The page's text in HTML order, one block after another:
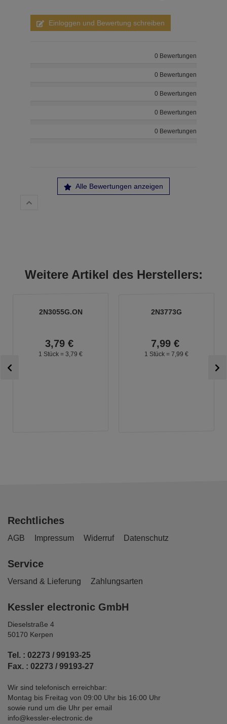
Einloggen und Bewertung schreiben
0 Bewertungen
0 Bewertungen
0 Bewertungen
0 Bewertungen
0 Bewertungen
Alle Bewertungen anzeigen
Weitere Artikel des Herstellers:
2N3055G.ON
3,79 €
1 Stück = 3, 79 €
2N3773G
7,99 €
1 Stück = 7, 99 €
Rechtliches
AGB Impressum Widerruf Datenschutz
Service
Versand & Lieferung Zahlungsarten
Kessler electronic GmbH
Dieselstraße 4
50170 Kerpen
Tel. : 02273 / 99193-25
Fax. : 02273 / 99193-27
Wir sind telefonisch erreichbar:
Montag bis Freitag von 09:00 Uhr bis 16:00 Uhr
sowie rund um die Uhr per email
info@kessler-electronic.de